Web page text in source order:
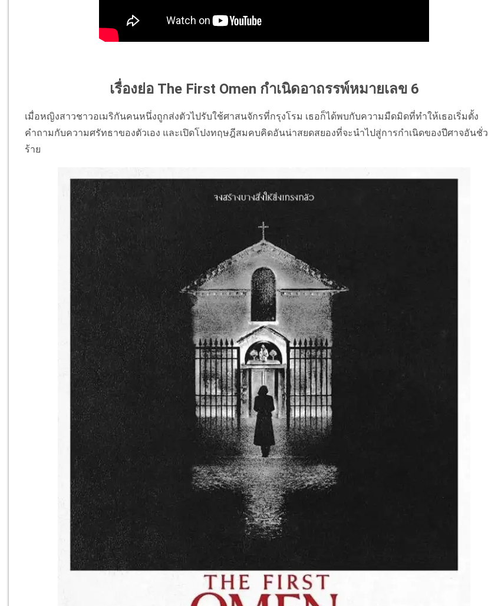
เรื่องย่อ The First Omen กำเนิดอาถรรพ์หมายเลข 6
เมื่อหญิงสาวชาวอเมริกันคนหนึ่งถูกส่งตัวไปรับใช้ศาสนจักรที่กรุงโรม เธอก็ได้พบกับความมืดมิดที่ทำให้เธอเริ่มตั้ง
คำถามกับความศรัทธาของตัวเอง และเปิดโปงทฤษฎีสมคบคิดอันน่าสยดสยองที่จะนำไปสู่การกำเนิดของปีศาจอันชั่ว
ร้าย